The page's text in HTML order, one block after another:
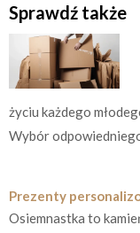
Sprawdź także
życiu każdego
Wybór
Prezenty
Osiemnastka to